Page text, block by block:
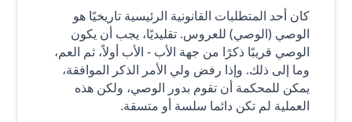
كان أحد المتطلبات القانونية الرئيسية تاريخيًا هو
الوصي (الوصي) للعروس. تقليديًا، يجب أن يكون
الوصي قريبًا ذكرًا من جهة الأب - الأب أولاً، ثم العم،
وما إلى ذلك. وإذا رفض ولي الأمر الذكر الموافقة،
يمكن للمحكمة أن تقوم بدور الوصي، ولكن هذه
العملية لم تكن دائما سلسة أو متسقة.